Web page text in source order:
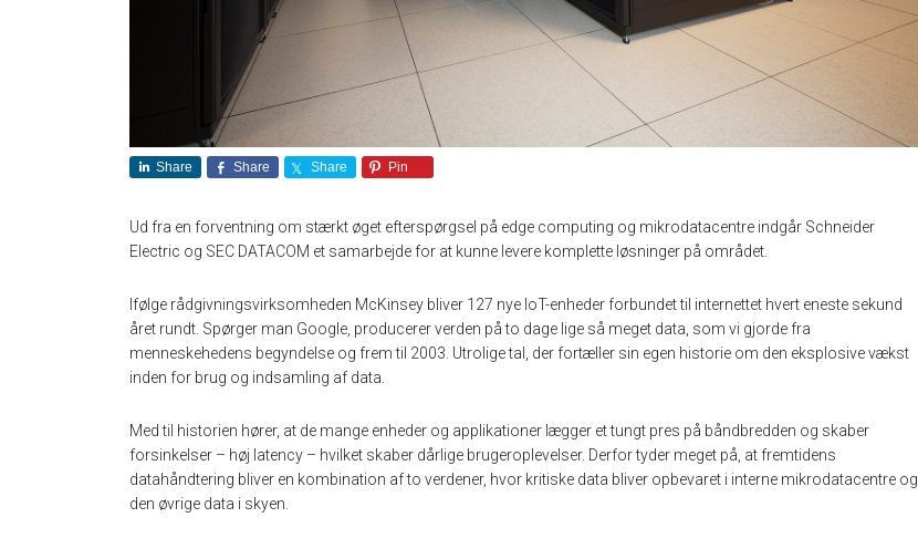
Share Share Share Pin
Ud fra en forventning om stærkt øget efterspørgsel på edge computing og mikrodatacentre indgår Schneider
Electric og SEC DATACOM et samarbejde for at kunne levere komplette løsninger på området.
Ifølge rådgivningsvirksomheden McKinsey bliver 127 nye IoT-enheder forbundet til internettet hvert eneste sekund
året rundt. Spørger man Google, producerer verden på to dage lige så meget data, som vi gjorde fra
menneskehedens begyndelse og frem til 2003. Utrolige tal, der fortæller sin egen historie om den eksplosive vækst
inden for brug og indsamling af data.
Med til historien hører, at de mange enheder og applikationer lægger et tungt pres på båndbredden og skaber
forsinkelser – høj latency – hvilket skaber dårlige brugeroplevelser. Derfor tyder meget på, at fremtidens
datahåndtering bliver en kombination af to verdener, hvor kritiske data bliver opbevaret i interne mikrodatacentre og
den øvrige data i skyen.